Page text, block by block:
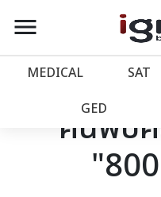
account_balance หน้าแรก
เว็บไซต์อิกไนท์
โปรโมชั่น
menu
MEDICAL SAT
GED
ค้นพบ